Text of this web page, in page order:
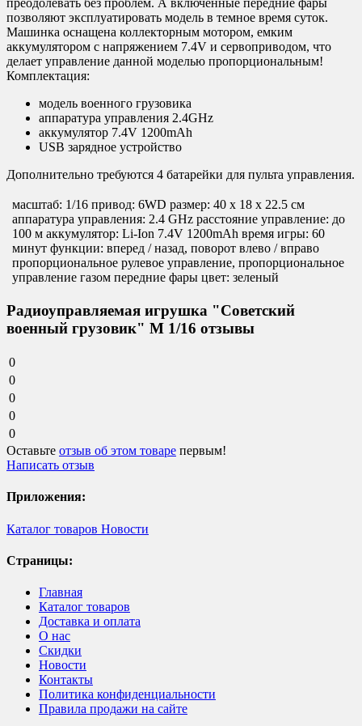
позволяют эксплуатировать модель в темное время суток.
Машинка оснащена коллекторным мотором, емким
аккумулятором с напряжением 7.4V и сервоприводом, что
делает управление данной моделью пропорциональным!
Комплектация:
модель военного грузовика
аппаратура управления 2.4GHz
аккумулятор 7.4V 1200mAh
USB зарядноe устройство
Дополнительно требуются 4 батарейки для пульта управления.
масштаб: 1/16 привод: 6WD размер: 40 х 18 х 22.5 см
аппаратура управления: 2.4 GHz расстояние управление: до
100 м аккумулятор: Li-Ion 7.4V 1200mAh время игры: 60
минут функции: вперед / назад, поворот влево / вправо
пропорциональное рулевое управление, пропорциональное
управление газом передние фары цвет: зеленый
Радиоуправляемая игрушка "Советский
военный грузовик" М 1/16 отзывы
0
0
0
0
0
Оставьте отзыв об этом товаре первым!
Написать отзыв
Приложения:
Каталог товаров Новости
Страницы:
Главная
Каталог товаров
Доставка и оплата
О нас
Скидки
Новости
Контакты
Политика конфиденциальности
Правила продажи на сайте